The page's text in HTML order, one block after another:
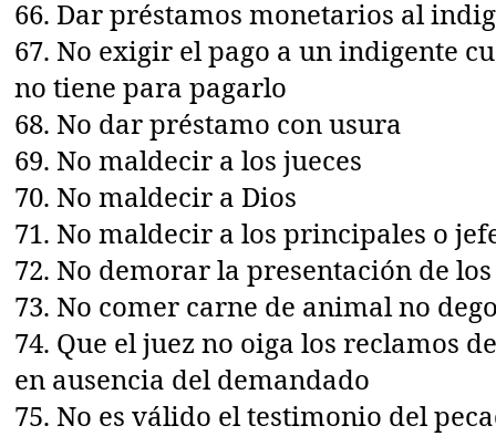
66. Dar préstamos monetarios al
67. No exigir el pago a un indigente
no tiene para pagarlo
68. No dar préstamo con usura
69. No maldecir a los jueces
70. No maldecir a Dios
71. No maldecir a los principales o
72. No demorar la presentación de
73. No comer carne de animal no
74. Que el juez no oiga los reclamos
en ausencia del demandado
75. No es válido el testimonio del